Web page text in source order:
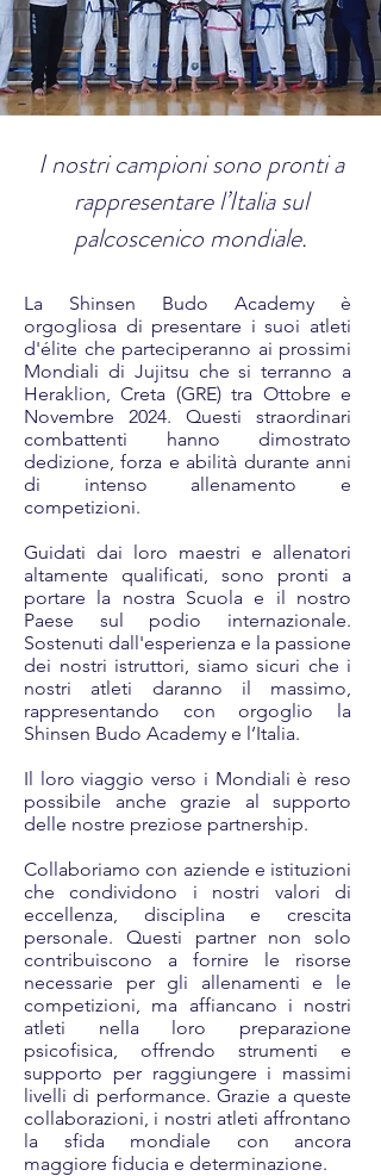
I nostri campioni sono pronti a
rappresentare l’Italia sul
palcoscenico mondiale.
La Shinsen Budo Academy è
orgogliosa di presentare i suoi atleti
d'élite che parteciperanno ai prossimi
Mondiali di Jujitsu che si terranno a
Heraklion, Creta (GRE) tra Ottobre e
Novembre 2024. Questi straordinari
combattenti hanno dimostrato
dedizione, forza e abilità durante anni
di intenso allenamento e
competizioni.
Guidati dai loro maestri e allenatori
altamente qualificati, sono pronti a
portare la nostra Scuola e il nostro
Paese sul podio internazionale.
Sostenuti dall'esperienza e la passione
dei nostri istruttori, siamo sicuri che i
nostri atleti daranno il massimo,
rappresentando con orgoglio la
Shinsen Budo Academy e l’Italia.
Il loro viaggio verso i Mondiali è reso
possibile anche grazie al supporto
delle nostre preziose partnership.
Collaboriamo con aziende e istituzioni
che condividono i nostri valori di
eccellenza, disciplina e crescita
personale. Questi partner non solo
contribuiscono a fornire le risorse
necessarie per gli allenamenti e le
competizioni, ma affiancano i nostri
atleti nella loro preparazione
psicofisica, offrendo strumenti e
supporto per raggiungere i massimi
livelli di performance. Grazie a queste
collaborazioni, i nostri atleti affrontano
la sfida mondiale con ancora
maggiore fiducia e determinazione.